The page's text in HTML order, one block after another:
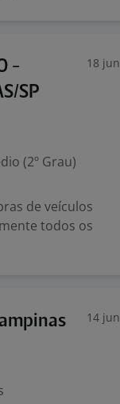
-
SP
18 jun
(2º Grau)
de veículos
todos os
14 jun